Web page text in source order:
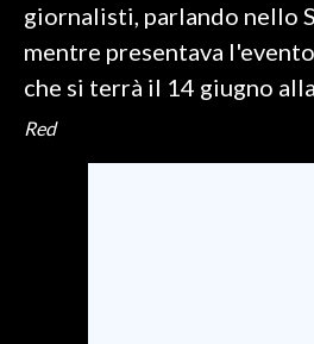
SPETTACOLI
GOSSIP
giornalisti, parlando nello
mentre presentava
che si terrà il 14 giugno
Red